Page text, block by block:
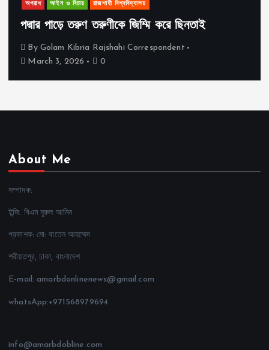
অপরাধ আইন ও বিচার রাজশাহী বিশ্ববিদ্যালয়
পদ্মার পাড়ে তরুণ তরুণীকে জিম্মি করে ছিনতাই
By Golam Kibria Rajshahi Correspondent
March 3, 2026
0
About Me
সম্পাদক:
ইন্জি. বিএম নুরুল আমিন
প্রকাশক: মো: বাতেন আহম্মেদ
শরীয়তপুর, ঢাকা, বাংলাদেশ
E-mail: amarbdonlinenews@gmail.com
whatsApp:+971568979694
info@amarbdobline.com